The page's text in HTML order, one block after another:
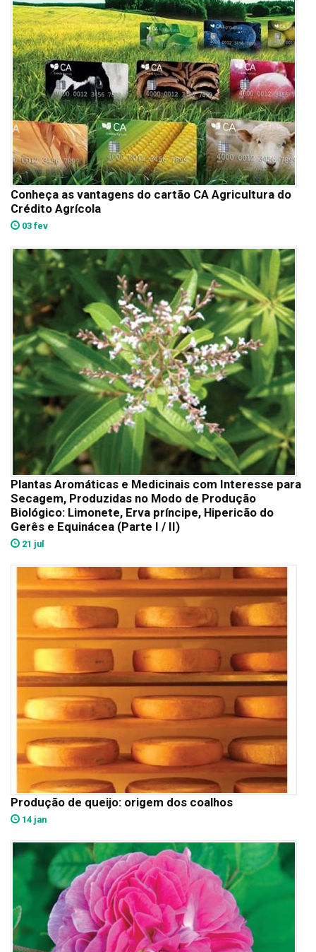
Conheça as vantagens do cartão CA Agricultura do
Crédito Agrícola
03 fev
Plantas Aromáticas e Medicinais com Interesse para
Secagem, Produzidas no Modo de Produção
Biológico: Limonete, Erva príncipe, Hipericão do
Gerês e Equinácea (Parte I / II)
21 jul
Produção de queijo: origem dos coalhos
14 jan